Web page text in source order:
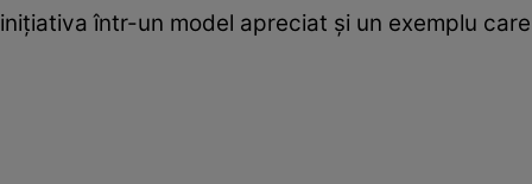
inițiativa într-un model apreciat și un exemplu